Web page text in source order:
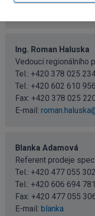
Ing. Roman Haluska
Vedoucí regionálního
Tel.: +420 378 025
Tel.: +420 602 610 956
Fax: +420 378 025
E-mail:
Blanka Adamová
Referent prodeje
Tel.: +420 477 055
Tel.: +420 606 694 781
Fax: +420 477 055
E-mail: blanka